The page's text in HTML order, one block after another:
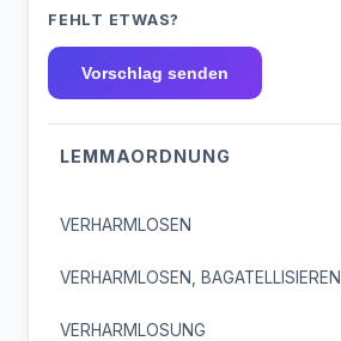
FEHLT ETWAS?
Vorschlag senden
LEMMAORDNUNG
VERHARMLOSEN
VERHARMLOSEN, BAGATELLISIEREN
VERHARMLOSUNG